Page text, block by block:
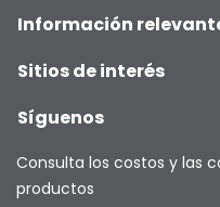
Información
Sitios de interés
Síguenos
Consulta los costos y las
productos